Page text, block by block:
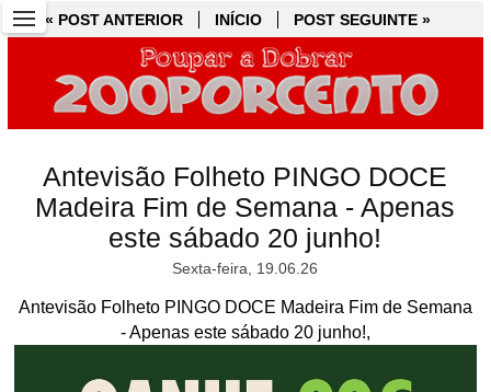
« POST ANTERIOR INÍCIO POST SEGUINTE »
Antevisão Folheto PINGO DOCE
Madeira Fim de Semana - Apenas
este sábado 20 junho!
Sexta-feira, 19.06.26
Antevisão Folheto PINGO DOCE Madeira Fim de Semana
- Apenas este sábado 20 junho!,
« POST ANTERIOR INÍCIO POST SEGUINTE »